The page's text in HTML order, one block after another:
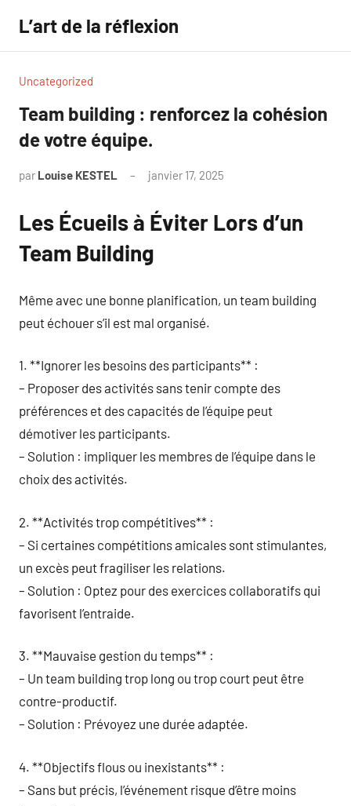
contenu
L’art de la réflexion
Uncategorized
Team building : renforcez la cohésion
de votre équipe.
par Louise KESTEL janvier 17, 2025
Les Écueils à Éviter Lors d’un
Team Building
Même avec une bonne planification, un team building
peut échouer s’il est mal organisé.
1. **Ignorer les besoins des participants** :
– Proposer des activités sans tenir compte des
préférences et des capacités de l’équipe peut
démotiver les participants.
– Solution : impliquer les membres de l’équipe dans le
choix des activités.
2. **Activités trop compétitives** :
– Si certaines compétitions amicales sont stimulantes,
un excès peut fragiliser les relations.
– Solution : Optez pour des exercices collaboratifs qui
favorisent l’entraide.
3. **Mauvaise gestion du temps** :
– Un team building trop long ou trop court peut être
contre-productif.
– Solution : Prévoyez une durée adaptée.
4. **Objectifs flous ou inexistants** :
– Sans but précis, l’événement risque d’être moins